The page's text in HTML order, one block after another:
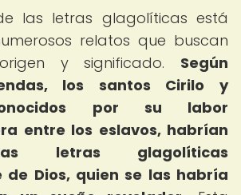
las letras glagolíticas está
relatos que buscan
y significado. Según
los santos Cirilo y
por su labor
entre los eslavos, habrían
letras glagolíticas
Dios, quien se las habría